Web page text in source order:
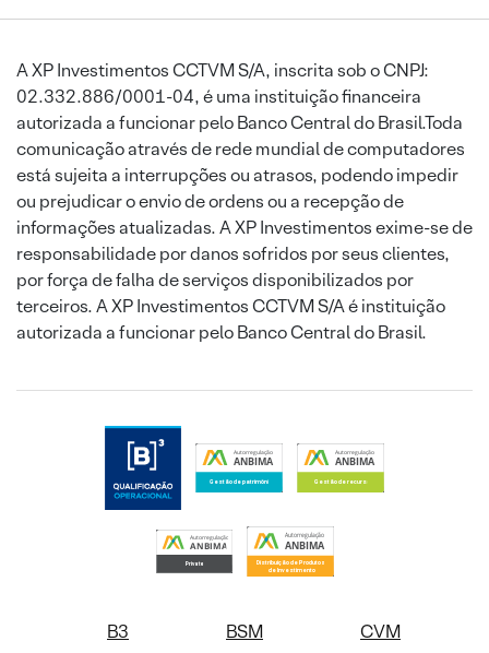
A XP Investimentos CCTVM S/A, inscrita sob o CNPJ:
02.332.886/0001-04, é uma instituição financeira
autorizada a funcionar pelo Banco Central do Brasil.Toda
comunicação através de rede mundial de computadores
está sujeita a interrupções ou atrasos, podendo impedir
ou prejudicar o envio de ordens ou a recepção de
informações atualizadas. A XP Investimentos exime-se de
responsabilidade por danos sofridos por seus clientes,
por força de falha de serviços disponibilizados por
terceiros. A XP Investimentos CCTVM S/A é instituição
autorizada a funcionar pelo Banco Central do Brasil.
B3 BSM CVM